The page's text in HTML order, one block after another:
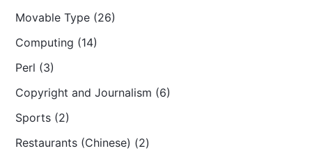
Movable Type (26)
Computing (14)
Perl (3)
Copyright and Journalism (6)
Sports (2)
Restaurants (Chinese) (2)